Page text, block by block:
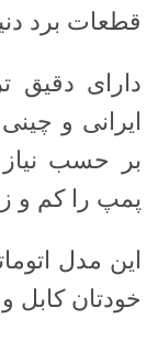
قطعات برد
دارای دقیق
ایرانی و
بر حسب
پمپ را کم و
این مدل
خودتان کابل